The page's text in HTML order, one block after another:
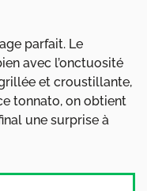
parfait. Le
avec l’onctuosité
et croustillante,
tonnato, on obtient
une surprise à